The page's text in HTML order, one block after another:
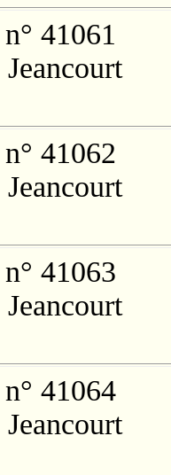
41061
Jeancourt
41062
Jeancourt
41063
Jeancourt
41064
Jeancourt